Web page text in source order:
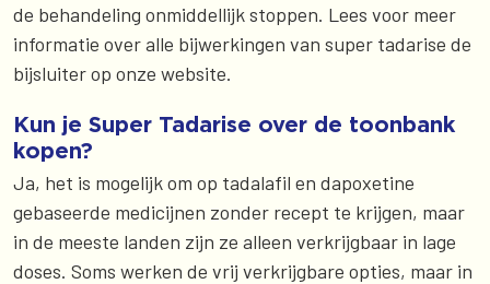
de behandeling onmiddellijk stoppen. Lees voor meer
informatie over alle bijwerkingen van super tadarise de
bijsluiter op onze website.
Kun je Super Tadarise over de toonbank
kopen?
Ja, het is mogelijk om op tadalafil en dapoxetine
gebaseerde medicijnen zonder recept te krijgen, maar
in de meeste landen zijn ze alleen verkrijgbaar in lage
doses. Soms werken de vrij verkrijgbare opties, maar in